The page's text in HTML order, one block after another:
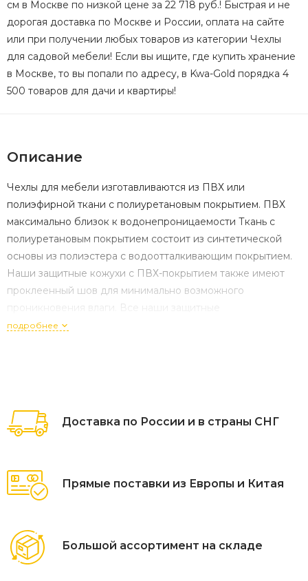
см в Москве по низкой цене за 22 718 руб.! Быстрая и не
дорогая доставка по Москве и России, оплата на сайте
или при получении любых товаров из категории Чехлы
для садовой мебели! Если вы ищите, где купить хранение
в Москве, то вы попали по адресу, в Kwa-Gold порядка 4
500 товаров для дачи и квартиры!
Описание
Чехлы для мебели изготавливаются из ПВХ или
полиэфирной ткани с полиуретановым покрытием. ПВХ
максимально близок к водонепроницаемости Ткань с
полиуретановым покрытием состоит из синтетической
основы из полиэстера с водоотталкивающим покрытием.
Наши защитные кожухи с ПВХ-покрытием также имеют
проклеенный шов для минимально возможного
проникновения влаги. Все наши защитные
приспособления для мебели позволяют мебели
подробнее
Доставка по России и в страны СНГ
Прямые поставки из Европы и Китая
Большой ассортимент на складе